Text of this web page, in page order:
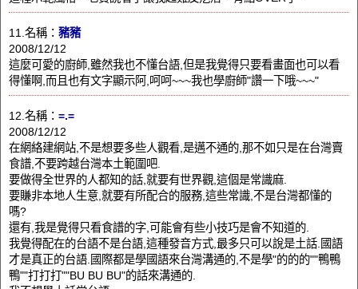
11.名稱： 豬豬
2008/12/12
這麼可愛的廚師,雖然我也不懂台語,但是我覺得只要看畫面也可以看
得懂啊,而且也有文字顯示阿,呵呵~~~我也學廚師"讚一下哦~~~"
12.名稱： =.=
2008/12/12
在網絡建網站,不是想要多些人觀看,是邁不通的,那不如只是在台灣賣
食譜,不要跨越台灣本土範圍吧.
要做得全世界的人都知的話,就要有世界觀,這個是常識麻.
要賺非本地人生意,就要有所配合的服務,這些常識,不是台灣都懂的
嗎?
還有,我是覺得只看食譜的字,可能會有些小技巧是會不知道的.
我覺得配在的台語不是台語,這種發音方式,最多只可以說是土話.國語
才是真正的台語.國際都是學國語來台灣溝通的,不是學"的的的""鴨鴨
鴨""打打打""BU BU BU"的話來溝通的.